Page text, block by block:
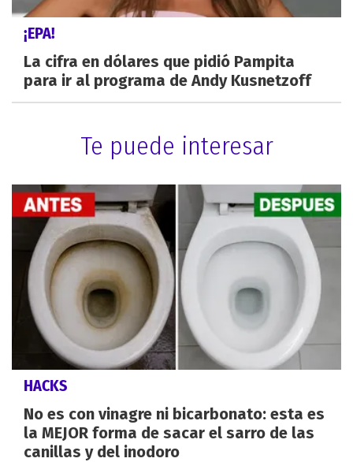
¡EPA!
La cifra en dólares que pidió Pampita
para ir al programa de Andy Kusnetzoff
Te puede interesar
HACKS
No es con vinagre ni bicarbonato: esta es
la MEJOR forma de sacar el sarro de las
canillas y del inodoro